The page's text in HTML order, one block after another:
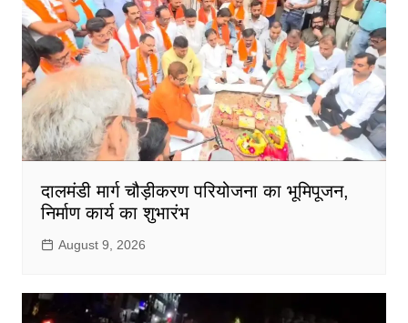
दालमंडी मार्ग चौड़ीकरण परियोजना का भूमिपूजन,
निर्माण कार्य का शुभारंभ
August 9, 2026